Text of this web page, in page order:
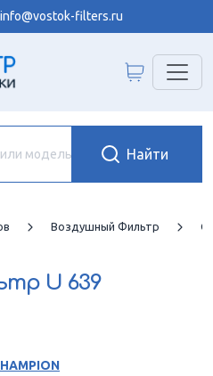
info@vostok-filters.ru
Воздушный Фильтр
U 639